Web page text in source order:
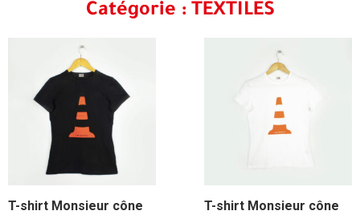
Catégorie : TEXTILES
Choix des options
T-shirt Monsieur cône Choix des options
T-shirt Monsieur cône